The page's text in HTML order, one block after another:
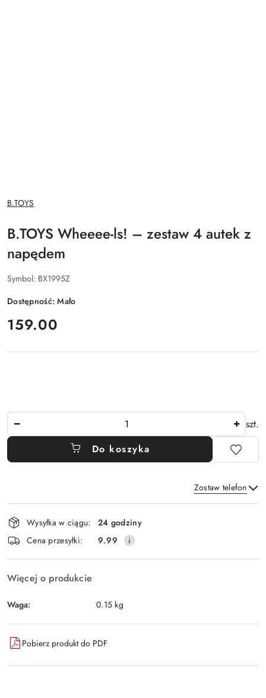
NAZWA
PRODUCENTA:
B.TOYS
B.TOYS Wheeee-ls! – zestaw 4 autek z
napędem
Symbol: BX1995Z
Dostępność:Mało
cena:
159.00
szt.
Do koszyka
Zostaw telefon
Wyślij
Dostępność
i
dostawa
Wysyłka w ciągu:
24 godziny
Cena przesyłki:
9.99
Więcej o produkcie
Waga: 0.15 kg
Pobierz produkt do PDF